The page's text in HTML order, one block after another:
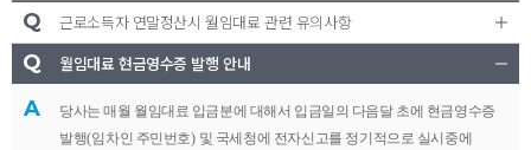
대기자접수
Q 근로소득자 연말정산시 월임대료 관련 유의사항
Q 월임대료 현금영수증 발행 안내
A
당사는 매월 월임대료 입금분에 대해서 입금일의 다음달 초에 현금영수증
발행(임차인 주민번호) 및 국세청에 전자신고를 정기적으로 실시중에